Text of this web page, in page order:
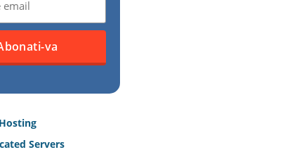
Servers